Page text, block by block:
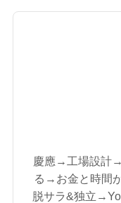
慶應→工場設計
る→お金と時間
脱サラ&独立